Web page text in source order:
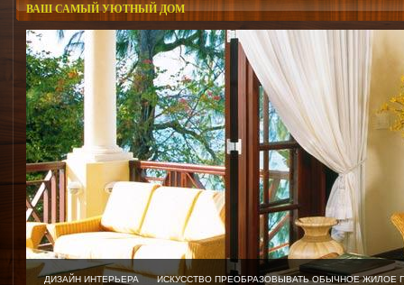
ВАШ САМЫЙ УЮТНЫЙ ДОМ
ДИЗАЙН ИНТЕРЬЕРА ИСКУССТВО ПРЕОБРАЗОВЫВАТЬ ОБЫЧНОЕ